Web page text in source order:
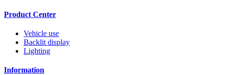
Product Center
Vehicle use
Backlit display
Lighting
Information